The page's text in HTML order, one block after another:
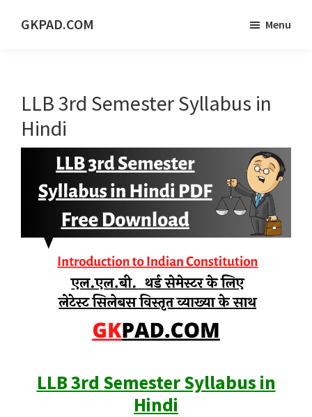
GKPAD.COM
PORTAL
Menu
LLB 3rd Semester Syllabus in
Hindi
LLB 3rd Semester Syllabus in
Hindi